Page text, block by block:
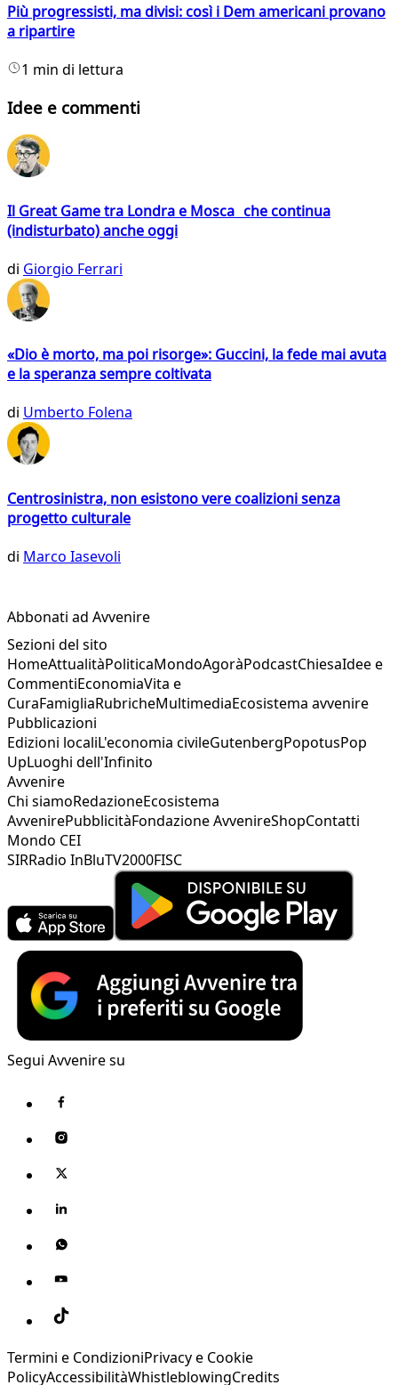
Più progressisti, ma divisi: così i Dem americani provano
a ripartire
1 min di lettura
Idee e commenti
Il Great Game tra Londra e Mosca che continua
(indisturbato) anche oggi
di Giorgio Ferrari
«Dio è morto, ma poi risorge»: Guccini, la fede mai avuta
e la speranza sempre coltivata
di Umberto Folena
Centrosinistra, non esistono vere coalizioni senza
progetto culturale
di Marco Iasevoli
Abbonati ad Avvenire
Sezioni del sito
HomeAttualitàPoliticaMondoAgoràPodcastChiesaIdee e
CommentiEconomiaVita e
CuraFamigliaRubricheMultimediaEcosistema avvenire
Pubblicazioni
Edizioni localiL'economia civileGutenbergPopotusPop
UpLuoghi dell'Infinito
Avvenire
Chi siamoRedazioneEcosistema
AvvenirePubblicitàFondazione AvvenireShopContatti
Mondo CEI
SIRRadio InBluTV2000FISC
Segui Avvenire su
Termini e CondizioniPrivacy e Cookie
PolicyAccessibilitàWhistleblowingCredits